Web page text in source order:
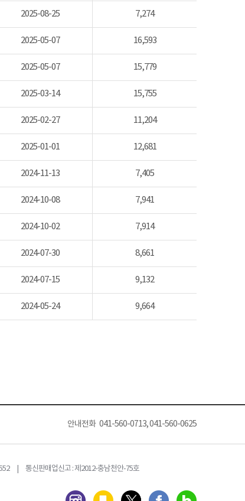
2025-08-25 7,274
2025-05-07 16,593
2025-05-07 15,779
2025-03-14 15,755
2025-02-27 11,204
2025-01-01 12,681
2024-11-13 7,405
2024-10-08 7,941
2024-10-02 7,914
2024-07-30 8,661
2024-07-15 9,132
2024-05-24 9,664
안내전화 041-560-0713, 041-560-0625
| 통신판매업신고 : 제2012-충남천안-75호